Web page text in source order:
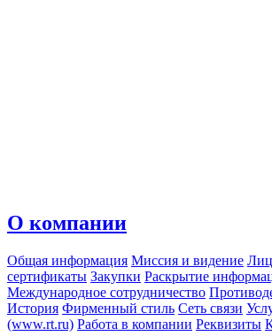
О компании
Общая информация Миссия и видение
сертификаты Закупки Раскрытие
Международное сотрудничество
История Фирменный стиль Сеть связи
(www.rt.ru) Работа в компании Реквизиты